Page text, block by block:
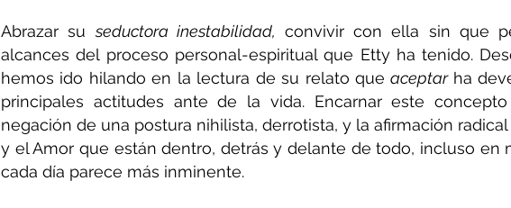
Abrazar su seductora inestabilidad, convivir con ella sin que
alcances del proceso personal-espiritual que Etty ha tenido.
hemos ido hilando en la lectura de su relato que aceptar ha
principales actitudes ante de la vida. Encarnar este
negación de una postura nihilista, derrotista, y la afirmación
y el Amor que están dentro, detrás y delante de todo, incluso en
cada día parece más inminente.